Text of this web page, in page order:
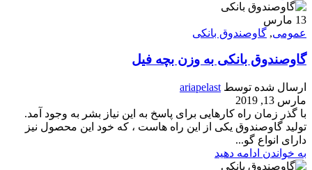
13 مارس
عمومی, گاوصندوق بانکی
گاوصندوق بانکی به وزن بچه فیل
ارسال شده توسط ariapelast
مارس 13, 2019
با گذر زمان راه کارهایی برای پاسخ به این نیاز بشر به وجود آمد.
تولید گاوصندوق یکی از این راه هاست ، که خود این محصول نیز
دارای انواع گو...
به خواندن ادامه دهید